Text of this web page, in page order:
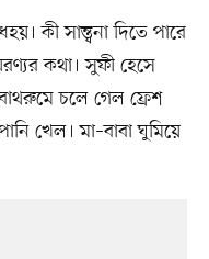
কী সান্ত্বনা দিতে পারে
কথা। সুফী হেসে
চলে গেল ফ্রেশ
খেল। মা–বাবা ঘুমিয়ে